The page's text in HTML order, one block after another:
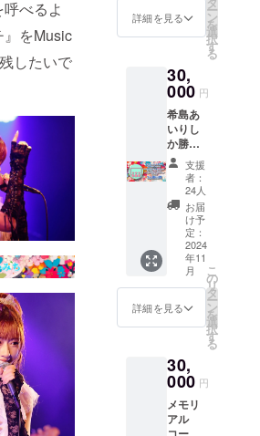
べるよ
』をMusic
したいで
ク3点
セッ
ト） MV
筆サイ
ン入り)
と現場
の雰囲
気を伝
えるメ
イキン
グDVD-
R、ス
ナップ
ショッ
トブッ
クの
セット
です。
※いずれ
も一般
定して
おりま
せん。
詳細を見る ー
ン
を
選
択
す
る
30,
000 円
希島あ
いりし
か勝た
ん応援
セット
コース
MV制作
を記念
した応
援グッ
ズを作
りま
す。
グッズ
の内容
は下記
してお
りま
す。 ・
CD (Airi
Addict)
支援
者：
24人
お届
け予
定：
2024
年11
月
詳細を見る
こ
の
リ
タ
ー
ン
を
選
択
す
る
30,
000 円
メモリ
アル